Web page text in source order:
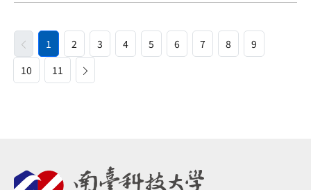
1 2 3 4 5 6 7 8
9
10
11